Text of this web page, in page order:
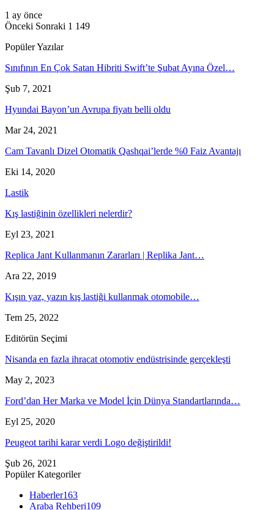
1 ay önce
Önceki Sonraki 1 149
Popüler Yazılar
Sınıfının En Çok Satan Hibriti Swift’te Şubat Ayına Özel…
Şub 7, 2021
Hyundai Bayon’un Avrupa fiyatı belli oldu
Mar 24, 2021
Cam Tavanlı Dizel Otomatik Qashqai’lerde %0 Faiz Avantajı
Eki 14, 2020
Lastik
Kış lastiğinin özellikleri nelerdir?
Eyl 23, 2021
Replica Jant Kullanmanın Zararları | Replika Jant…
Ara 22, 2019
Kışın yaz, yazın kış lastiği kullanmak otomobile…
Tem 25, 2022
Editörün Seçimi
Nisanda en fazla ihracat otomotiv endüstrisinde gerçekleşti
May 2, 2023
Ford’dan Her Marka ve Model İçin Dünya Standartlarında…
Eyl 25, 2020
Peugeot tarihi karar verdi Logo değiştirildi!
Şub 26, 2021
Popüler Kategoriler
Haberler163
Araba Rehberi109